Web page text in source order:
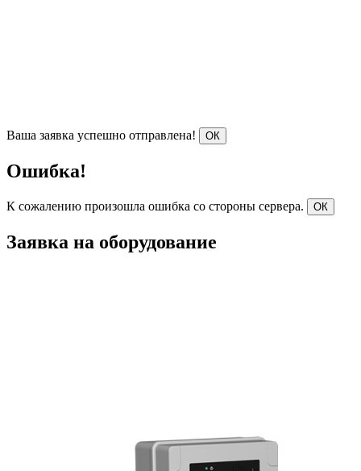
Ваша заявка успешно отправлена! ОК
Ошибка!
К сожалению произошла ошибка со стороны сервера. ОК
Заявка на оборудование